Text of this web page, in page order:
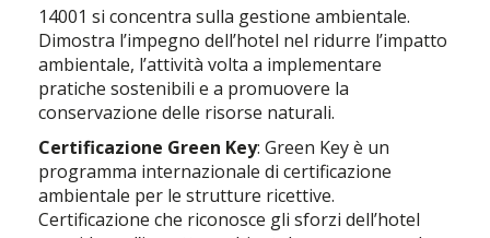
14001 si concentra sulla gestione ambientale.
Dimostra l’impegno dell’hotel nel ridurre l’impatto
ambientale, l’attività volta a implementare
pratiche sostenibili e a promuovere la
conservazione delle risorse naturali.
Certificazione Green Key: Green Key è un
programma internazionale di certificazione
ambientale per le strutture ricettive.
Certificazione che riconosce gli sforzi dell’hotel